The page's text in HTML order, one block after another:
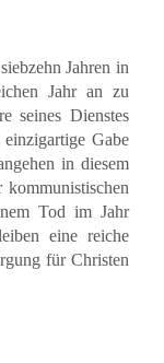
Jahren in
Jahr an zu
seines Dienstes
Gabe
in diesem
Tod im Jahr
eine reiche
für Christen